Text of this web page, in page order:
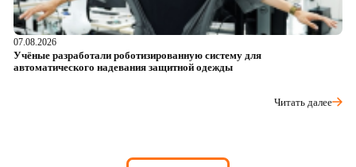
07.08.2026
Учёные разработали роботизированную систему для
автоматического надевания защитной одежды
Читать далее